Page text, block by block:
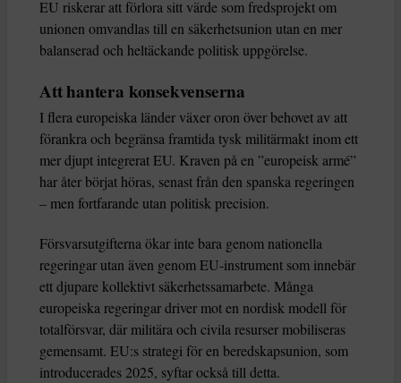
EU riskerar att förlora sitt värde som fredsprojekt om
unionen omvandlas till en säkerhetsunion utan en mer
balanserad och heltäckande politisk uppgörelse.
Att hantera konsekvenserna
I flera europeiska länder växer oron över behovet av att
förankra och begränsa framtida tysk militärmakt inom ett
mer djupt integrerat EU. Kraven på en ”europeisk armé”
har åter börjat höras, senast från den spanska regeringen
– men fortfarande utan politisk precision.
Försvarsutgifterna ökar inte bara genom nationella
regeringar utan även genom EU-instrument som innebär
ett djupare kollektivt säkerhetssamarbete. Många
europeiska regeringar driver mot en nordisk modell för
totalförsvar, där militära och civila resurser mobiliseras
gemensamt. EU:s strategi för en beredskapsunion, som
introducerades 2025, syftar också till detta.